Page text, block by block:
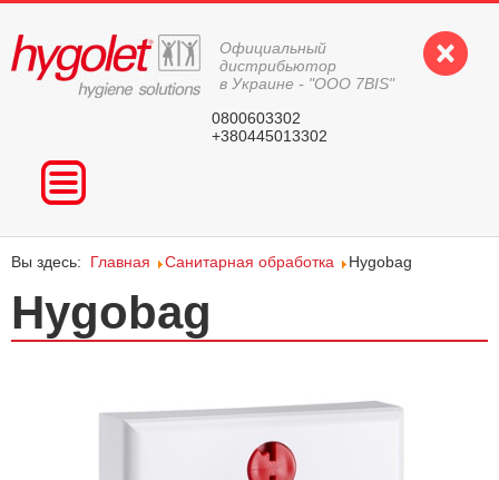
Официальный
дистрибьютор
в Украине - "ООО 7BIS"
0800603302
+380445013302
ГЛАВНАЯ
КОНТАКТЫ
Вы здесь: Главная Санитарная обработка Hygobag
Hygobag